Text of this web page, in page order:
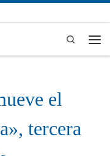
Search
el
tercera